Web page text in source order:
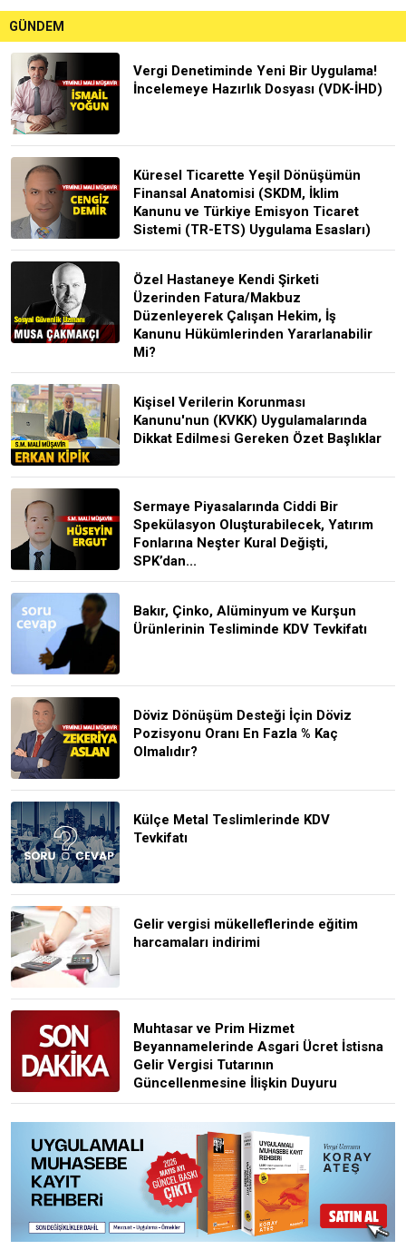
GÜNDEM
Vergi Denetiminde Yeni Bir Uygulama!
İncelemeye Hazırlık Dosyası (VDK-İHD)
Küresel Ticarette Yeşil Dönüşümün
Finansal Anatomisi (SKDM, İklim
Kanunu ve Türkiye Emisyon Ticaret
Sistemi (TR-ETS) Uygulama Esasları)
Özel Hastaneye Kendi Şirketi
Üzerinden Fatura/Makbuz
Düzenleyerek Çalışan Hekim, İş
Kanunu Hükümlerinden Yararlanabilir
Mi?
Kişisel Verilerin Korunması
Kanunu'nun (KVKK) Uygulamalarında
Dikkat Edilmesi Gereken Özet Başlıklar
Sermaye Piyasalarında Ciddi Bir
Spekülasyon Oluşturabilecek, Yatırım
Fonlarına Neşter Kural Değişti,
SPK’dan...
Bakır, Çinko, Alüminyum ve Kurşun
Ürünlerinin Tesliminde KDV Tevkifatı
Döviz Dönüşüm Desteği İçin Döviz
Pozisyonu Oranı En Fazla % Kaç
Olmalıdır?
Külçe Metal Teslimlerinde KDV
Tevkifatı
Gelir vergisi mükelleflerinde eğitim
harcamaları indirimi
Muhtasar ve Prim Hizmet
Beyannamelerinde Asgari Ücret İstisna
Gelir Vergisi Tutarının
Güncellenmesine İlişkin Duyuru